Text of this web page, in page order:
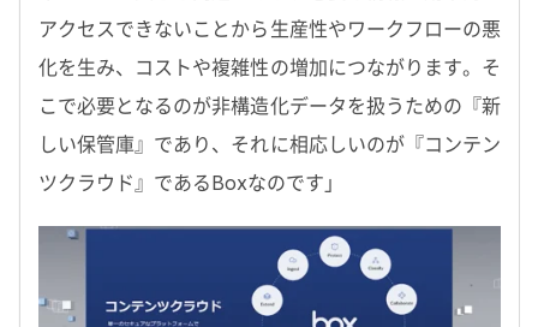
アクセスできないことから生産性やワークフローの悪
化を生み、コストや複雑性の増加につながります。そ
こで必要となるのが非構造化データを扱うための『新
しい保管庫』であり、それに相応しいのが『コンテン
ツクラウド』であるBoxなのです」